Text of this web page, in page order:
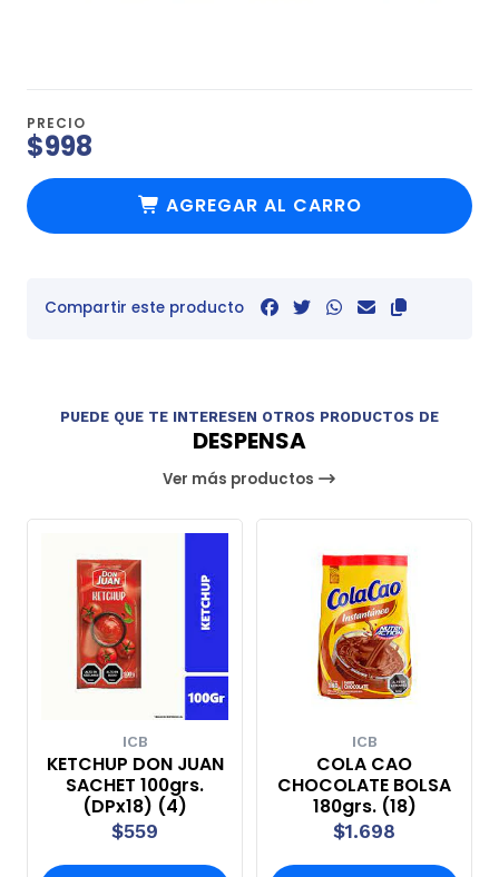
PRECIO
$998
AGREGAR AL CARRO
Compartir este producto
PUEDE QUE TE INTERESEN OTROS PRODUCTOS DE
DESPENSA
Ver más productos
ICB
KETCHUP DON JUAN
SACHET 100grs.
(DPx18) (4)
$559
ICB
COLA CAO
CHOCOLATE BOLSA
180grs. (18)
$1.698